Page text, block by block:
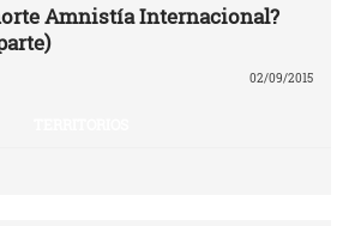
Amnistía Internacional?
02/09/2015